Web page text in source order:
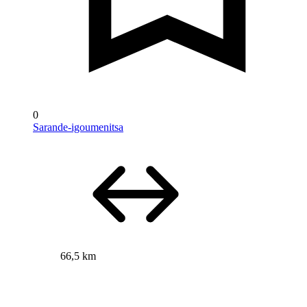
0
Sarande-igoumenitsa
66,5 km